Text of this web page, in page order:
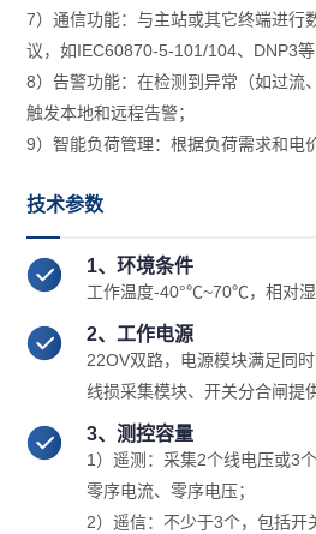
7）通信功能：与主站或其它终端进行
议，如IEC60870-5-101/104、DNP3等
8）告警功能：在检测到异常（如过流
触发本地和远程告警；
9）智能负荷管理：根据负荷需求和电
技术参数
1、环境条件
工作温度-40°℃~70℃，相对
2、工作电源
22OV双路，电源模块满足同
线损采集模块、开关分合闸提
3、测控容量
1）遥测：采集2个线电压或3
零序电流、零序电压；
2）遥信：不少于3个，包括开